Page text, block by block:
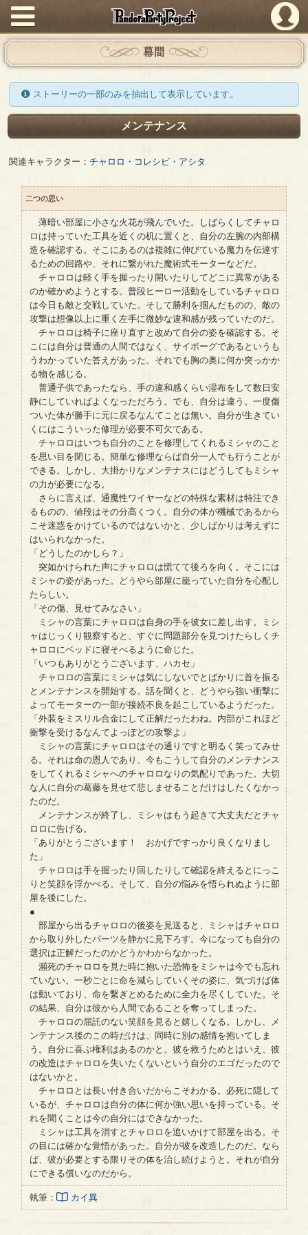
PandoraPartyProject
幕間
ストーリーの一部のみを抽出して表示しています。
メンテナンス
関連キャラクター：チャロロ・コレシピ・アシタ
二つの思い
薄暗い部屋に小さな火花が飛んでいた。しばらくしてチャロ
ロは持っていた工具を近くの机に置くと、自分の左腕の内部構
造を確認する。そこにあるのは複雑に伸びている魔力を伝達す
るための回路や、それに繋がれた魔術式モーターなどだ。
チャロロは軽く手を握ったり開いたりしてどこに異常がある
のか確かめようとする。普段ヒーロー活動をしているチャロロ
は今日も敵と交戦していた。そして勝利を掴んだものの、敵の
攻撃は想像以上に重く左手に微妙な違和感が残っていたのだ。
チャロロは椅子に座り直すと改めて自分の姿を確認する。そ
こには自分は普通の人間ではなく、サイボーグであるというも
うわかっていた答えがあった。それでも胸の奥に何か突っかか
る物を感じる。
普通子供であったなら、手の違和感くらい湿布をして数日安
静にしていればよくなっただろう。でも、自分は違う。一度傷
ついた体が勝手に元に戻るなんてことは無い。自分が生きてい
くにはこういった修理が必要不可欠である。
チャロロはいつも自分のことを修理してくれるミシャのこと
を思い目を閉じる。簡単な修理ならば自分一人でも行うことが
できる。しかし、大掛かりなメンテナスにはどうしてもミシャ
の力が必要になる。
さらに言えば、通魔性ワイヤーなどの特殊な素材は特注でき
るものの、値段はその分高くつく。自分の体が機械であるから
こそ迷惑をかけているのではないかと、少しばかりは考えずに
はいられなかった。
「どうしたのかしら？」
突如かけられた声にチャロロは慌てて後ろを向く。そこには
ミシャの姿があった。どうやら部屋に籠っていた自分を心配し
たらしい。
「その傷、見せてみなさい」
ミシャの言葉にチャロロは自身の手を彼女に差し出す。ミシ
ャはじっくり観察すると、すぐに問題部分を見つけたらしくチ
ャロロにベッドに寝そべるように命じた。
「いつもありがとうございます、ハカセ」
チャロロの言葉にミシャは気にしないでとばかりに首を振る
とメンテナンスを開始する。話を聞くと、どうやら強い衝撃に
よってモーターの一部が接続不良を起こしているようだった。
「外装をミスリル合金にして正解だったわね。内部がこれほど
衝撃を受けるなんてよっぽどの攻撃よ」
ミシャの言葉にチャロロはその通りですと明るく笑ってみせ
る。それは命の恩人であり、今もこうして自分のメンテナンス
をしてくれるミシャへのチャロロなりの気配りであった。大切
な人に自分の葛藤を見せて悲しませることだけはしたくなかっ
たのだ。
メンテナンスが終了し、ミシャはもう起きて大丈夫だとチャ
ロロに告げる。
「ありがとうございます！ おかげですっかり良くなりまし
た」
チャロロは手を握ったり回したりして確認を終えるとにっこ
りと笑顔を浮かべる。そして、自分の悩みを悟られぬように部
屋を後にした。
●
部屋から出るチャロロの後姿を見送ると、ミシャはチャロロ
から取り外したパーツを静かに見下ろす。今になっても自分の
選択は正解だったのかどうかわからなかった。
瀕死のチャロロを見た時に抱いた恐怖をミシャは今でも忘れ
ていない。一秒ごとに命を減らしていくその姿に、気づけば体
は動いており、命を繋ぎとめるために全力を尽くしていた。そ
の結果、自分は彼から人間であることを奪ってしまった。
チャロロの屈託のない笑顔を見ると嬉しくなる。しかし、メ
ンテナンス後のこの時だけは、同時に別の感情を抱いてしま
う。自分に喜ぶ権利はあるのかと。彼を救うためとはいえ、彼
の改造はチャロロを失いたくないという自分のエゴだったので
はないかと。
チャロロとは長い付き合いだからこそわかる。必死に隠して
いるが、チャロロは自分の体に何か強い思いを持っている。そ
れを聞くことは今の自分にはできなかった。
ミシャは工具を消すとチャロロを追いかけて部屋を出る。そ
の目には確かな覚悟があった。自分が彼を改造したのだ。なら
ば、彼が必要とする限りその体を治し続けようと。それが自分
にできる償いなのだから。
執筆： カイ異